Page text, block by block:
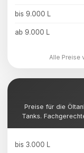
bis 9.000 L
ab 9.000 L
Alle Preise
Preise für die
Tanks.
bis 3.000 L